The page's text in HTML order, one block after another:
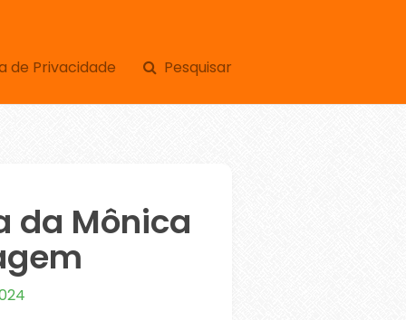
de Privacidade Pesquisar
da Mônica